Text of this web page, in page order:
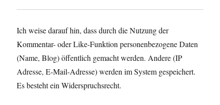
Ich weise darauf hin, dass durch die Nutzung der
Kommentar- oder Like-Funktion personenbezogene Daten
(Name, Blog) öffentlich gemacht werden. Andere (IP
Adresse, E-Mail-Adresse) werden im System gespeichert.
Es besteht ein Widerspruchsrecht.